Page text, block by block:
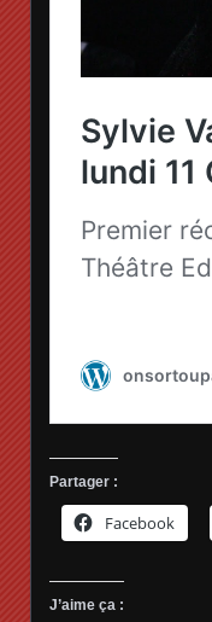
Partager :
Facebook
J’aime ça :